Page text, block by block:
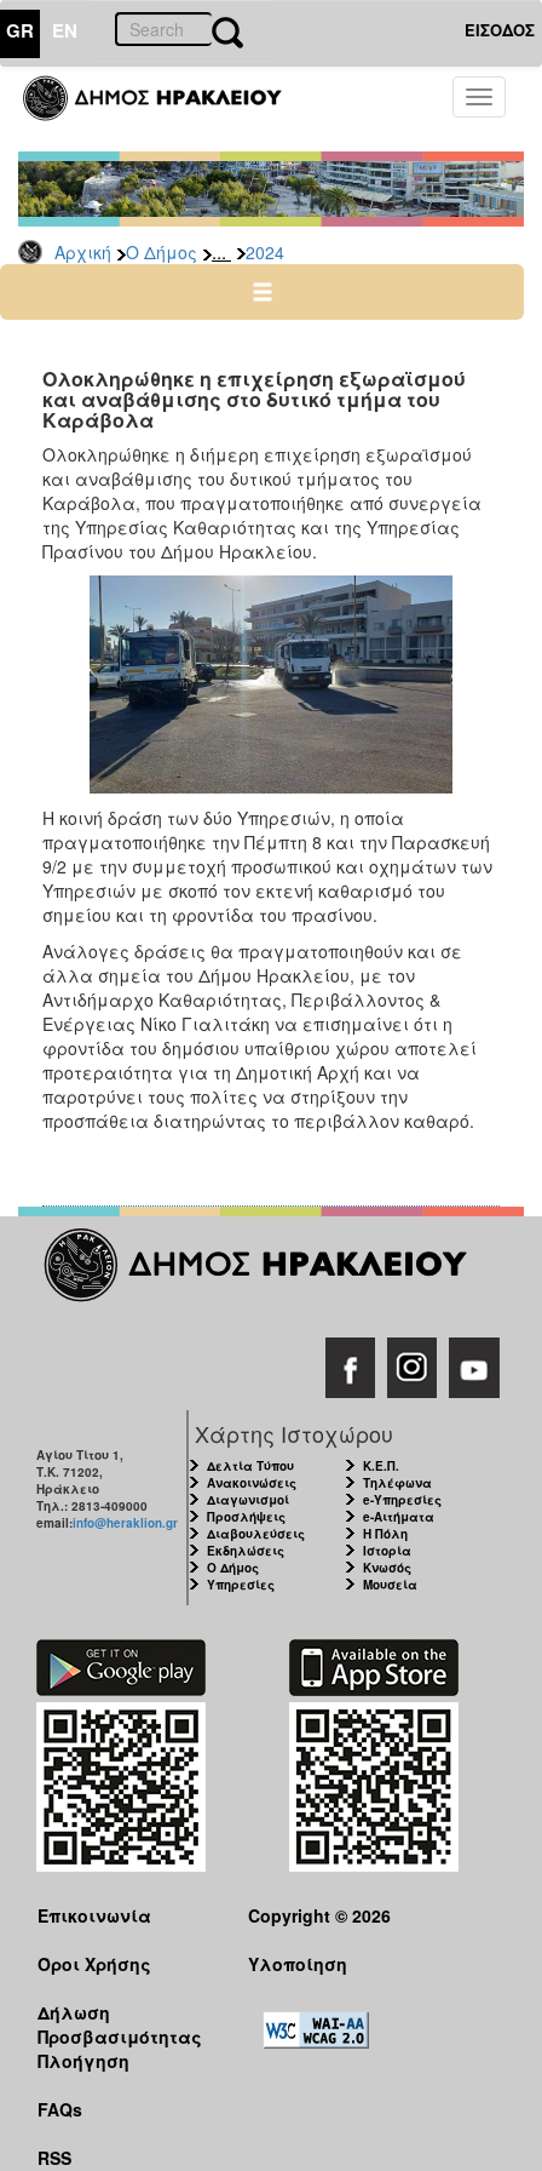
GR EN ΕΙΣΟΔΟΣ
Toggle
Αρχική Ο Δήμος ... 2024
ΔΗΜΟΣ
Δελτία
Τύπου
Αρχείο
2026
2024
2022
2021
2020
2019
2018
2017
2016
2015
2013
2012
2011
2010
2006
ΤΟΠΟΣ
ΠΟΛΙΤΙΣΜΟΣ
ΑΝΘΕΚΤΙΚΗ
ΠΟΛΗ
Ολοκληρώθηκε η επιχείρηση εξωραϊσμού
και αναβάθμισης στο δυτικό τμήμα του
Καράβολα
Ολοκληρώθηκε η διήμερη επιχείρηση εξωραϊσμού
και αναβάθμισης του δυτικού τμήματος του
Καράβολα, που πραγματοποιήθηκε από συνεργεία
της Υπηρεσίας Καθαριότητας και της Υπηρεσίας
Πρασίνου του Δήμου Ηρακλείου.
Η κοινή δράση των δύο Υπηρεσιών, η οποία
πραγματοποιήθηκε την Πέμπτη 8 και την Παρασκευή
9/2 με την συμμετοχή προσωπικού και οχημάτων των
Υπηρεσιών με σκοπό τον εκτενή καθαρισμό του
σημείου και τη φροντίδα του πρασίνου.
Ανάλογες δράσεις θα πραγματοποιηθούν και σε
άλλα σημεία του Δήμου Ηρακλείου, με τον
Αντιδήμαρχο Καθαριότητας, Περιβάλλοντος &
Ενέργειας Νίκο Γιαλιτάκη να επισημαίνει ότι η
φροντίδα του δημόσιου υπαίθριου χώρου αποτελεί
προτεραιότητα για τη Δημοτική Αρχή και να
παροτρύνει τους πολίτες να στηρίξουν την
προσπάθεια διατηρώντας το περιβάλλον καθαρό.
Αγίου Τίτου 1,
Τ.Κ. 71202,
Ηράκλειο
Τηλ.: 2813-409000
email:info@heraklion.gr
Χάρτης Ιστοχώρου
Δελτία Τύπου
Ανακοινώσεις
Διαγωνισμοί
Προσλήψεις
Διαβουλεύσεις
Εκδηλώσεις
Ο Δήμος
Υπηρεσίες
Κ.Ε.Π.
Τηλέφωνα
e-Υπηρεσίες
e-Αιτήματα
Η Πόλη
Ιστορία
Κνωσός
Μουσεία
Επικοινωνία
Όροι Χρήσης
Δήλωση
Προσβασιμότητας
Πλοήγηση
FAQs
RSS
Copyright © 2026
Υλοποίηση